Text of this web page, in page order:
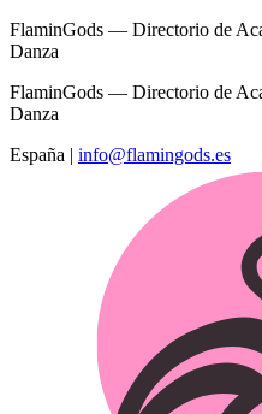
FlaminGods — Directorio de
Danza
FlaminGods — Directorio de
Danza
España | info@flamingods.es